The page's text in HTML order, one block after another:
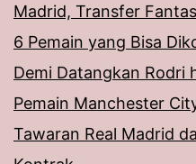
Madrid, Transfer
6 Pemain yang Bisa
Demi Datangkan Rodri
Pemain Manchester
Tawaran Real Madrid